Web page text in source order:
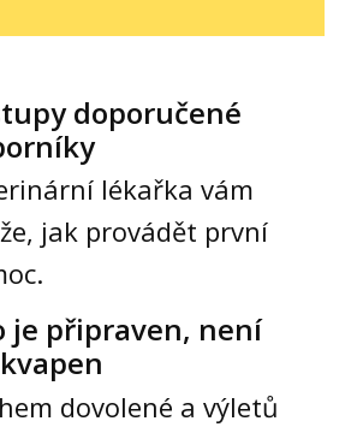
doporučené
lékařka vám
jak provádět první
je připraven, není
dovolené a výletů